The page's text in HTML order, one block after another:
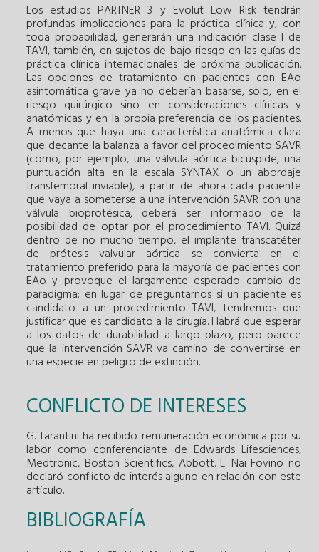
Los estudios PARTNER 3 y Evolut Low Risk tendrán
profundas implicaciones para la práctica clínica y, con
toda probabilidad, generarán una indicación clase I de
TAVI, también, en sujetos de bajo riesgo en las guías de
práctica clínica internacionales de próxima publicación.
Las opciones de tratamiento en pacientes con EAo
asintomática grave ya no deberían basarse, solo, en el
riesgo quirúrgico sino en consideraciones clínicas y
anatómicas y en la propia preferencia de los pacientes.
A menos que haya una característica anatómica clara
que decante la balanza a favor del procedimiento SAVR
(como, por ejemplo, una válvula aórtica bicúspide, una
puntuación alta en la escala SYNTAX o un abordaje
transfemoral inviable), a partir de ahora cada paciente
que vaya a someterse a una intervención SAVR con una
válvula bioprotésica, deberá ser informado de la
posibilidad de optar por el procedimiento TAVI. Quizá
dentro de no mucho tiempo, el implante transcatéter
de prótesis valvular aórtica se convierta en el
tratamiento preferido para la mayoría de pacientes con
EAo y provoque el largamente esperado cambio de
paradigma: en lugar de preguntarnos si un paciente es
candidato a un procedimiento TAVI, tendremos que
justificar que es candidato a la cirugía. Habrá que esperar
a los datos de durabilidad a largo plazo, pero parece
que la intervención SAVR va camino de convertirse en
una especie en peligro de extinción.
CONFLICTO DE INTERESES
G. Tarantini ha recibido remuneración económica por su
labor como conferenciante de Edwards Lifesciences,
Medtronic, Boston Scientifics, Abbott. L. Nai Fovino no
declaró conflicto de interés alguno en relación con este
artículo.
BIBLIOGRAFÍA